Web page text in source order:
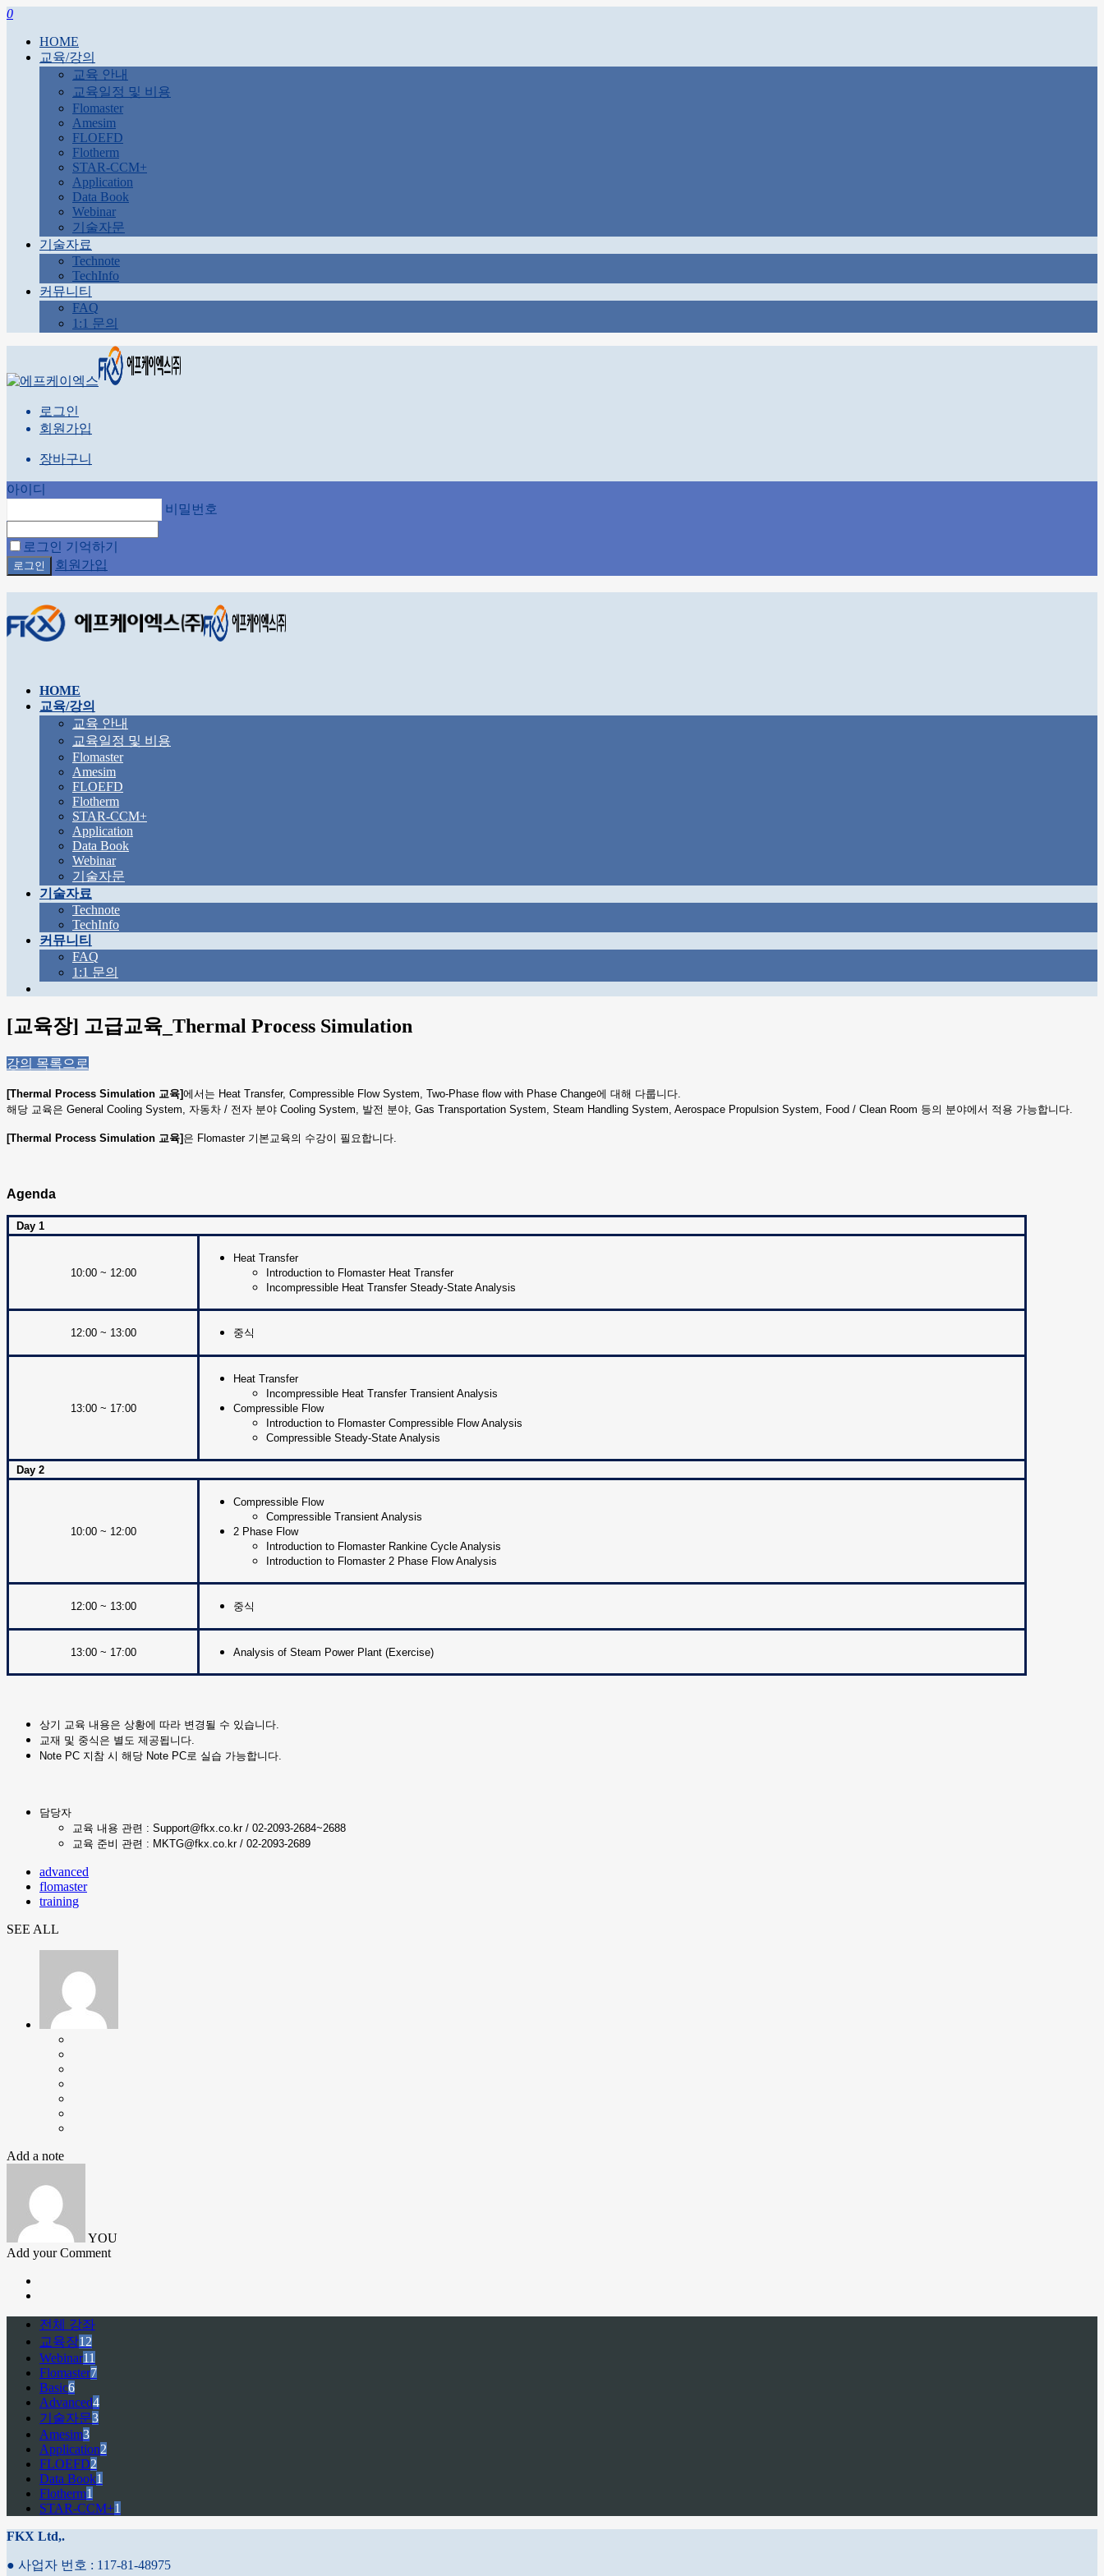
0
HOME
교육/강의
교육 안내
교육일정 및 비용
Flomaster
Amesim
FLOEFD
Flotherm
STAR-CCM+
Application
Data Book
Webinar
기술자문
기술자료
Technote
TechInfo
커뮤니티
FAQ
1:1 문의
로그인
회원가입
장바구니
아이디
비밀번호
로그인 기억하기
회원가입
HOME
교육/강의
교육 안내
교육일정 및 비용
Flomaster
Amesim
FLOEFD
Flotherm
STAR-CCM+
Application
Data Book
Webinar
기술자문
기술자료
Technote
TechInfo
커뮤니티
FAQ
1:1 문의
[교육장] 고급교육_Thermal Process Simulation
강의 목록으로
[Thermal Process Simulation 교육]에서는 Heat Transfer, Compressible Flow System, Two-Phase flow with Phase Change에 대해 다룹니다.
해당 교육은 General Cooling System, 자동차 / 전자 분야 Cooling System, 발전 분야, Gas Transportation System, Steam Handling System, Aerospace Propulsion System, Food / Clean Room 등의 분야에서 적용 가능합니다.
[Thermal Process Simulation 교육]은 Flomaster 기본교육의 수강이 필요합니다.
Agenda
Day 1
10:00 ~ 12:00
Heat Transfer
Introduction to Flomaster Heat Transfer
Incompressible Heat Transfer Steady-State Analysis
12:00 ~ 13:00 중식
13:00 ~ 17:00
Heat Transfer
Incompressible Heat Transfer Transient Analysis
Compressible Flow
Introduction to Flomaster Compressible Flow Analysis
Compressible Steady-State Analysis
Day 2
10:00 ~ 12:00
Compressible Flow
Compressible Transient Analysis
2 Phase Flow
Introduction to Flomaster Rankine Cycle Analysis
Introduction to Flomaster 2 Phase Flow Analysis
12:00 ~ 13:00 중식
13:00 ~ 17:00 Analysis of Steam Power Plant (Exercise)
상기 교육 내용은 상황에 따라 변경될 수 있습니다.
교재 및 중식은 별도 제공됩니다.
Note PC 지참 시 해당 Note PC로 실습 가능합니다.
담당자
교육 내용 관련 : Support@fkx .co.kr / 02-2093-2684~2688
교육 준비 관련 : MKTG@fkx.co.kr / 02-2093-2689
advanced
flomaster
training
SEE ALL
Add a note
YOU
Add your Comment
전체 강좌
교육장12
Webinar11
Flomaster7
Basic6
Advanced4
기술자문3
Amesim3
Application2
FLOEFD2
Data Book1
Flotherm1
STAR-CCM+1
FKX Ltd,.
● 사업자 번호 : 117-81-48975